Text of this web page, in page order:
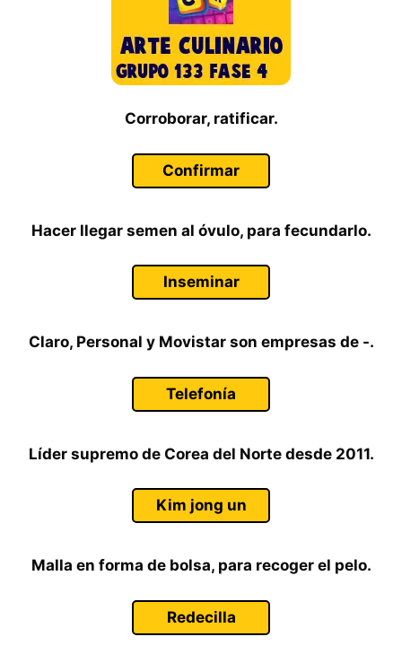
Corroborar, ratificar.
Confirmar
Hacer llegar semen al óvulo, para fecundarlo.
Inseminar
Claro, Personal y Movistar son empresas de -.
Telefonía
Líder supremo de Corea del Norte desde 2011.
Kim jong un
Malla en forma de bolsa, para recoger el pelo.
Redecilla